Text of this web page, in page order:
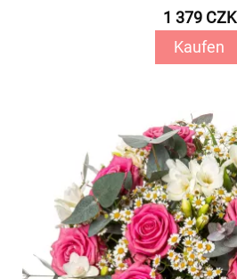
1 379 CZK
Kaufen